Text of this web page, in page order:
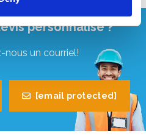
personnalisé ?
un courriel!
[email protected]